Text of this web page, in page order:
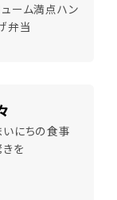
ーム満点ハン
弁当
いにちの食事
を